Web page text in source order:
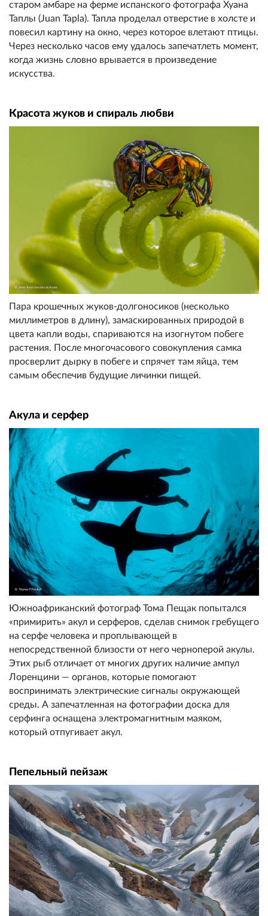
старом амбаре на ферме испанского фотографа Хуана
Таплы (Juan Tapla). Тапла проделал отверстие в холсте и
повесил картину на окно, через которое влетают птицы.
Через несколько часов ему удалось запечатлеть момент,
когда жизнь словно врывается в произведение
искусства.
Красота жуков и спираль любви
Пара крошечных жуков-долгоносиков (несколько
миллиметров в длину), замаскированных природой в
цвета капли воды, спариваются на изогнутом побеге
растения. После многочасового coвoкуплeния самка
просверлит дырку в побеге и спрячет там яйца, тем
самым обеспечив будущие личинки пищей.
Акула и серфер
Южноафриканский фотограф Тома Пещак попытался
«примирить» акул и серферов, сделав снимок гребущего
на серфе человека и проплывающей в
непосредственной близости от него черноперой акулы.
Этих рыб отличает от многих других наличие ампул
Лоренцини — органов, которые помогают
воспринимать электрические сигналы окружающей
среды. А запечатленная на фотографии доска для
серфинга оснащена электромагнитным маяком,
который отпугивает акул.
Пепельный пейзаж